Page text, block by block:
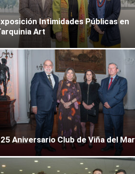
Intimidades Públicas en
Art
Aniversario Club de Viña del Mar